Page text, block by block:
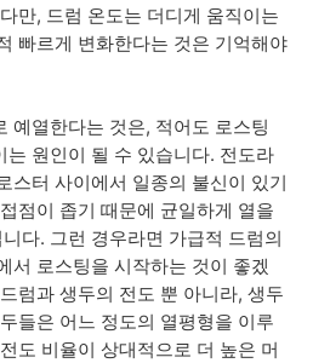
만, 드럼 온도는 더디게 움직이는
빠르게 변화한다는 것은 기억해야
예열한다는 것은, 적어도 로스팅
는 원인이 될 수 있습니다. 전도라
스터 사이에서 일종의 불신이 있기
점이 좁기 때문에 균일하게 열을
다. 그런 경우라면 가급적 드럼의
서 로스팅을 시작하는 것이 좋겠
럼과 생두의 전도 뿐 아니라, 생두
들은 어느 정도의 열평형을 이루
도 비율이 상대적으로 더 높은 머